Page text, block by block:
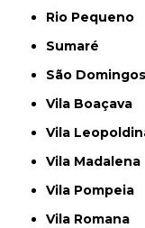
Rio Pequeno
Sumaré
São Domingos
Vila Boaçava
Vila
Vila Madalena
Vila Pompeia
Vila Romana